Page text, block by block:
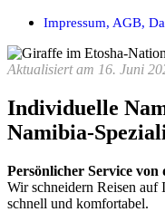
Impressum, AGB,
Aktualisiert am 16. Juni
Individuelle
Namibia-
Persönlicher Service von
Wir schneidern Reisen auf
schnell und komfortabel.